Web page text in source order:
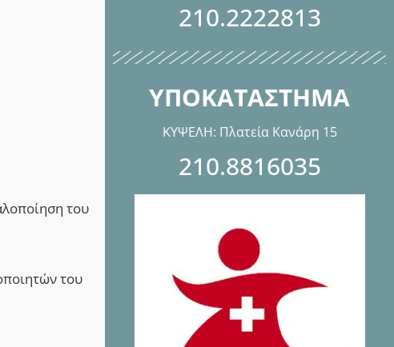
του
του
210.2222813
ΥΠΟΚΑΤΑΣΤΗΜΑ
ΚΥΨΕΛΗ: Πλατεία Κανάρη 15
210.8816035